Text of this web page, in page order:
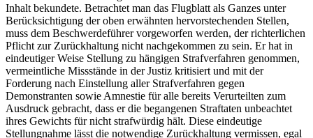
Inhalt bekundete. Betrachtet man das Flugblatt als Ganzes unter
Berücksichtigung der oben erwähnten hervorstechenden Stellen,
muss dem Beschwerdeführer vorgeworfen werden, der richterlichen
Pflicht zur Zurückhaltung nicht nachgekommen zu sein. Er hat in
eindeutiger Weise Stellung zu hängigen Strafverfahren genommen,
vermeintliche Missstände in der Justiz kritisiert und mit der
Forderung nach Einstellung aller Strafverfahren gegen
Demonstranten sowie Amnestie für alle bereits Verurteilten zum
Ausdruck gebracht, dass er die begangenen Straftaten unbeachtet
ihres Gewichts für nicht strafwürdig hält. Diese eindeutige
Stellungnahme lässt die notwendige Zurückhaltung vermissen, egal